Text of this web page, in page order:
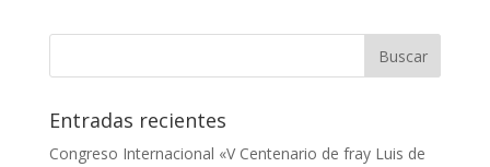
Entradas recientes
Congreso Internacional «V Centenario de fray Luis de